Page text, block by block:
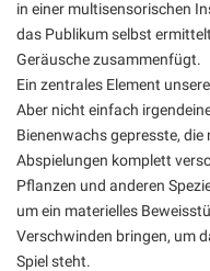
in einer multisensorischen
das Publikum selbst
Geräusche zusammenfügt.
Ein zentrales Element
Aber nicht einfach
Bienenwachs gepresste,
Abspielungen komplett
Pflanzen und anderen
um ein materielles
Verschwinden bringen, um
Spiel steht.